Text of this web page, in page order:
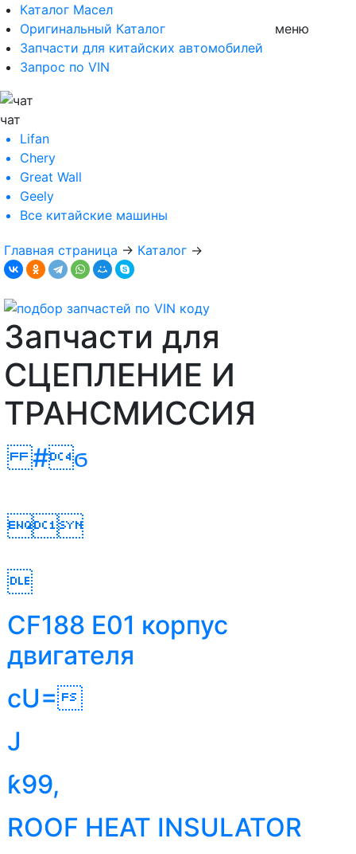
Каталог Масел
Оригинальный Каталог
Запчасти для китайских автомобилей
Запрос по VIN
меню
чат
Lifan
Chery
Great Wall
Geely
Все китайские машины
Главная страница → Каталог →
Запчасти для
СЦЕПЛЕНИЕ И
ТРАНСМИССИЯ
#ϭ


CF188 E01 корпус
двигателя
cU=
J
ƙ99,
ROOF HEAT INSULATOR